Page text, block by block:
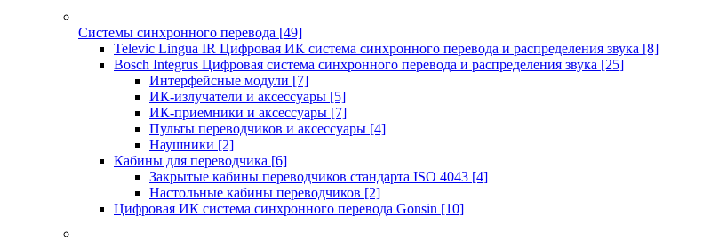
Системы синхронного перевода [49]
Televic Lingua IR Цифровая ИК система синхронного перевода и распределения звука [8]
Bosch Integrus Цифровая система синхронного перевода и распределения звука [25]
Интерфейсные модули [7]
ИК-излучатели и аксессуары [5]
ИК-приемники и аксессуары [7]
Пульты переводчиков и аксессуары [4]
Наушники [2]
Кабины для переводчика [6]
Закрытые кабины переводчиков стандарта ISO 4043 [4]
Настольные кабины переводчиков [2]
Цифровая ИК система синхронного перевода Gonsin [10]